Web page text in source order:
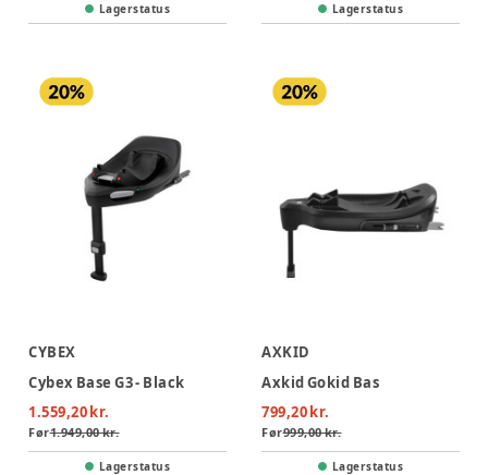
Lagerstatus Lagerstatus
CYBEX
Cybex Base G3 - Black
1.559,20 kr.
Før1.949,00 kr.
Lagerstatus
AXKID
Axkid Gokid Bas
799,20 kr.
Før999,00 kr.
Lagerstatus